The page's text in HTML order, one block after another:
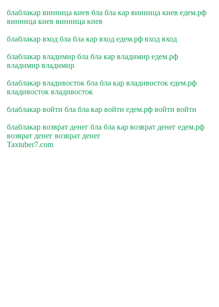
блаблакар винница киев бла бла кар винница киев едем.рф
винница киев винница киев
блаблакар вход бла бла кар вход едем.рф вход вход
блаблакар владимир бла бла кар владимир едем.рф
владимир владимир
блаблакар владивосток бла бла кар владивосток едем.рф
владивосток владивосток
блаблакар войти бла бла кар войти едем.рф войти войти
блаблакар возврат денег бла бла кар возврат денег едем.рф
возврат денег возврат денег
Taxiuber7.com